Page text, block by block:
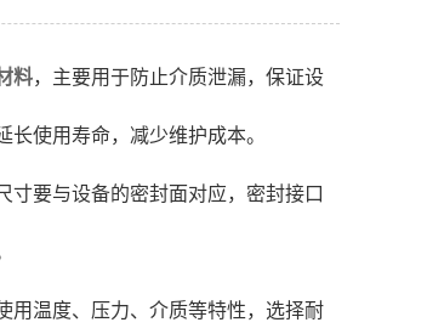
料，主要用于防止介质泄漏，保证设
使用寿命，减少维护成本。
寸要与设备的密封面对应，密封接口
用温度、压力、介质等特性，选择耐